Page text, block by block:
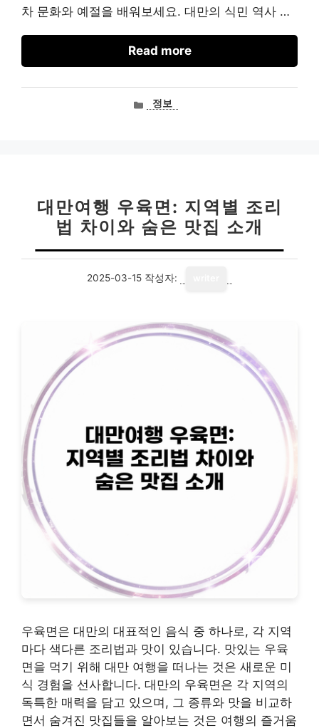
차 문화와 예절을 배워보세요. 대만의 식민 역사 …
Read more
카정보
대만여행 우육면: 지역별 조리
법 차이와 숨은 맛집 소개
2025-03-15 작성자:
우육면은 대만의 대표적인 음식 중 하나로, 각 지역
마다 색다른 조리법과 맛이 있습니다. 맛있는 우육
면을 먹기 위해 대만 여행을 떠나는 것은 새로운 미
식 경험을 선사합니다. 대만의 우육면은 각 지역의
독특한 매력을 담고 있으며, 그 종류와 맛을 비교하
면서 숨겨진 맛집들을 알아보는 것은 여행의 즐거움